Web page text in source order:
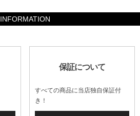
INFORMATION
保証について
すべての商品に当店独自保証付
き！